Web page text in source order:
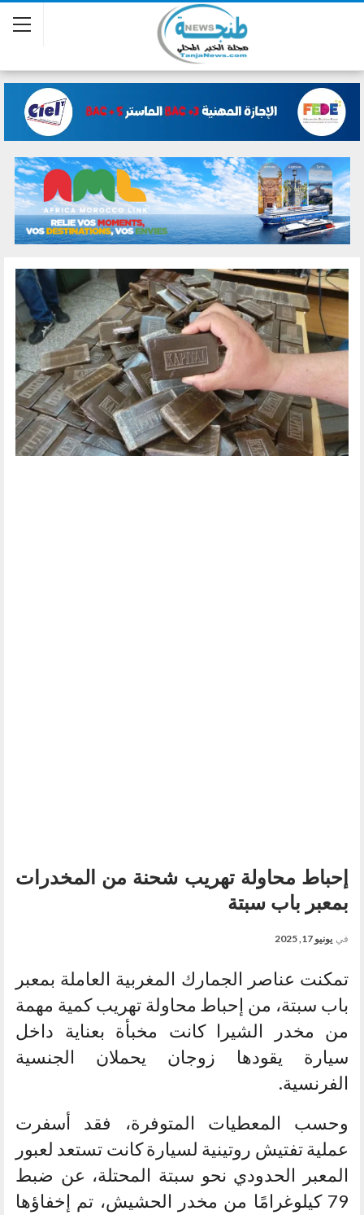
إحباط محاولة تهريب شحنة من المخدرات
بمعبر باب سبتة
في يونيو 17, 2025
تمكنت عناصر الجمارك المغربية العاملة بمعبر
باب سبتة، من إحباط محاولة تهريب كمية مهمة
من مخدر الشيرا كانت مخبأة بعناية داخل
سيارة يقودها زوجان يحملان الجنسية
الفرنسية.
وحسب المعطيات المتوفرة، فقد أسفرت
عملية تفتيش روتينية لسيارة كانت تستعد لعبور
المعبر الحدودي نحو سبتة المحتلة، عن ضبط
79 كيلوغرامًا من مخدر الحشيش، تم إخفاؤها